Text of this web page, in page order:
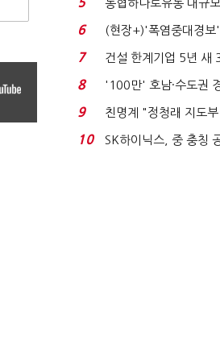
농협하나로유통 대규
적발…공정위, 과...
6
(현장+)'폭염중대경보
노동자는 강행군…'야
7
건설 한계기업 5년 새
침체에 재무 ...
8
'100만' 호남·수도권
주일
9
친명계 "정청래 지도
친청계 "신천지 오...
10
SK하이닉스, 중 충칭